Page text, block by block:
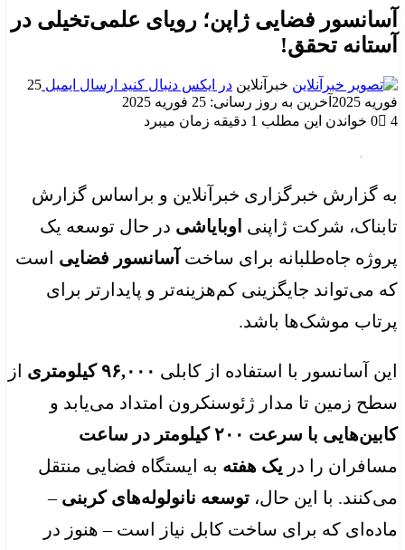
آسانسور فضایی ژاپن؛ رویای علمی‌تخیلی در
آستانه تحقق!
خبرآنلاین در ایکس دنبال کنید ارسال ایمیل 25
فوریه 2025
آخرین به روز رسانی: 25 فوریه 2025
0
4 خواندن این مطلب 1 دقیقه زمان میبرد
به گزارش خبرگزاری خبرآنلاین و براساس گزارش
تابناک، شرکت ژاپنی اوبایاشی در حال توسعه یک
پروژه جاه‌طلبانه برای ساخت آسانسور فضایی است
که می‌تواند جایگزینی کم‌هزینه‌تر و پایدارتر برای
پرتاب موشک‌ها باشد.
این آسانسور با استفاده از کابلی ۹۶,۰۰۰ کیلومتری
از
سطح زمین تا مدار ژئوسنکرون امتداد می‌یابد و
کابین‌هایی با سرعت ۲۰۰ کیلومتر در ساعت
مسافران را در یک هفته به ایستگاه فضایی منتقل
می‌کنند. با این حال، توسعه نانولوله‌های کربنی –
ماده‌ای که برای ساخت کابل نیاز است – هنوز در